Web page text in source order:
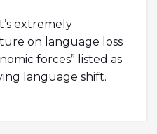
extremely
on language loss
forces” listed as
language shift.